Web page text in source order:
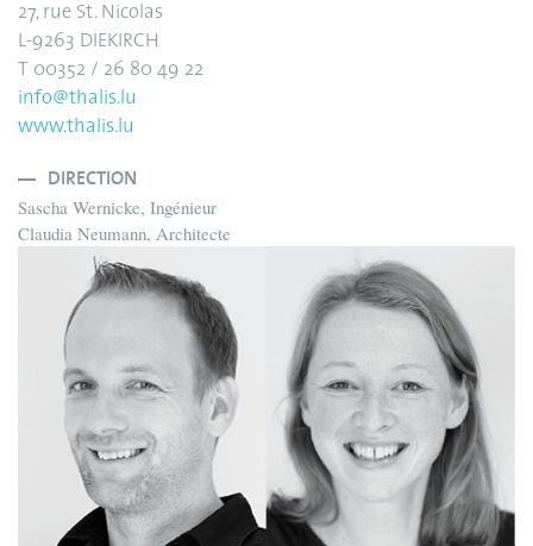
27, rue St. Nicolas
L-9263 DIEKIRCH
T 00352 / 26 80 49 22
info@thalis.lu
www.thalis.lu
DIRECTION
Sascha Wernicke, Ingénieur
Claudia Neumann, Architecte